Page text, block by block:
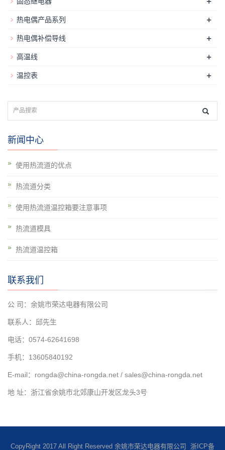
热电偶产品系列 +
热电偶补偿导线 +
高温线 +
温控表 +
新闻中心
使用热流道的优点
热流道分类
使用热流道温控箱要注意事项
热流道模具
热流道温控箱
联系我们
公 司：余姚市荣达电器有限公司
联系人：邱先生
电话：0574-62641698
手机：13605840192
E-mail：rongda@china-rongda.net / sales@china-rongda.net
地 址：浙江省余姚市北郊康山开发区龙头3号
CopyRight 2017 All Right Reserved 余姚市荣达电器有限公司 浙ICP备